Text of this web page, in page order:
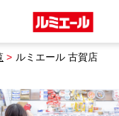
ルミエール 古賀店